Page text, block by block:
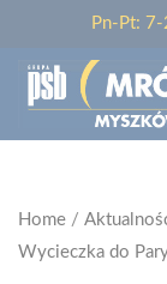
Pn-Pt:
Home /
Wycieczka do